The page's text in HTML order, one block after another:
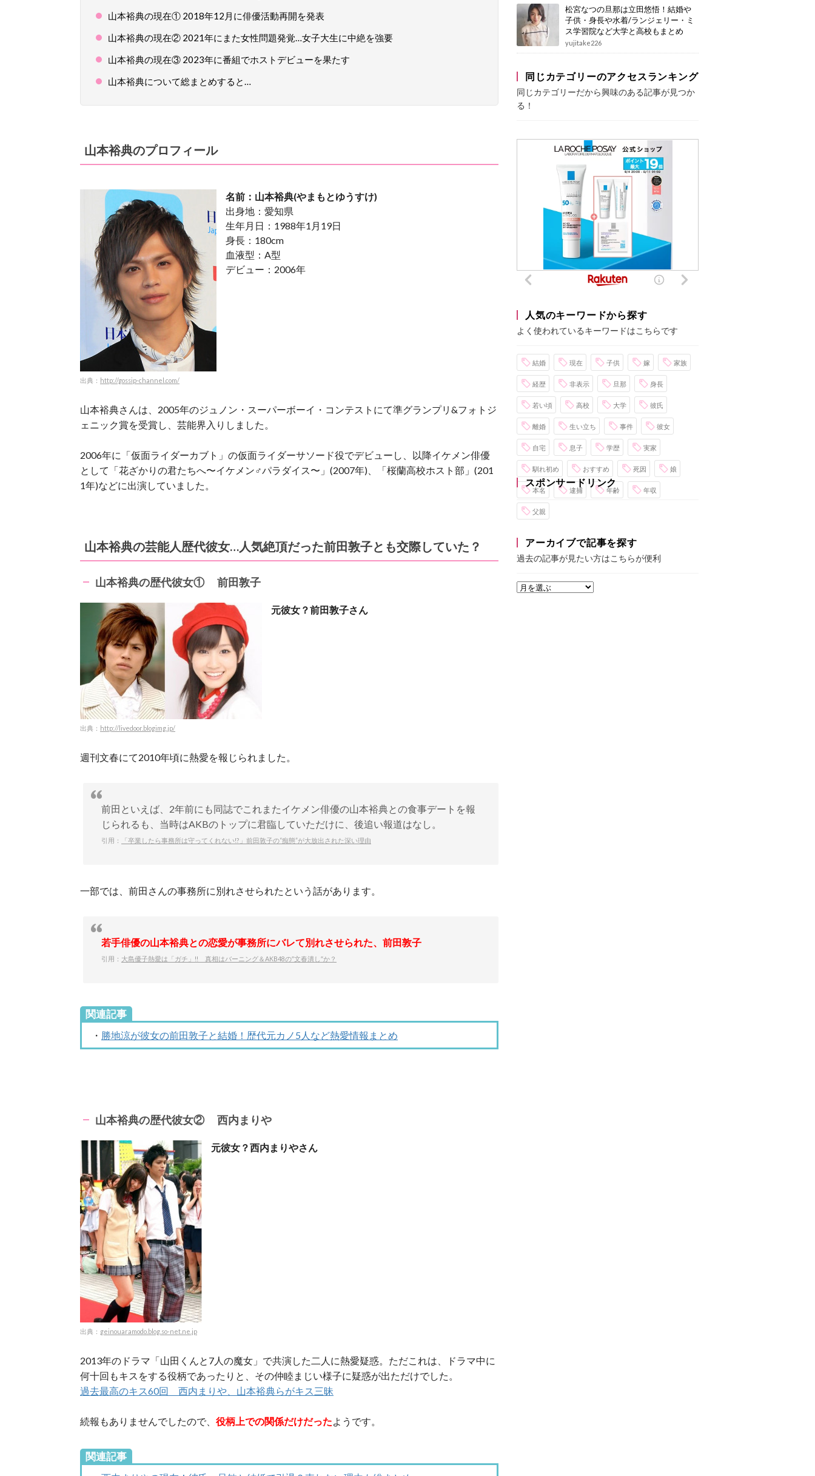
山本裕典の現在① 2018年12月に俳優活動再開を発表
山本裕典の現在② 2021年にまた女性問題発覚…女子大生に中絶を強要
山本裕典の現在③ 2023年に番組でホストデビューを果たす
山本裕典について総まとめすると…
山本裕典のプロフィール
出典： http://gossip-channel.com/
名前：山本裕典(やまもとゆうすけ)
出身地：愛知県
生年月日：1988年1月19日
身長：180cm
血液型：A型
デビュー：2006年
山本裕典さんは、2005年のジュノン・スーパーボーイ・コンテストにて準グランプリ&フォトジ
ェニック賞を受賞し、芸能界入りしました。
2006年に「仮面ライダーカブト」の仮面ライダーサソード役でデビューし、以降イケメン俳優
として「花ざかりの君たちへ〜イケメン♂パラダイス〜」(2007年)、「桜蘭高校ホスト部」(201
1年)などに出演していました。
山本裕典の芸能人歴代彼女…人気絶頂だった前田敦子とも交際していた？
山本裕典の歴代彼女① 前田敦子
出典： http://livedoor.blogimg.jp/
元彼女？前田敦子さん
週刊文春にて2010年頃に熱愛を報じられました。
前田といえば、2年前にも同誌でこれまたイケメン俳優の山本裕典との食事デートを報
じられるも、当時はAKBのトップに君臨していただけに、後追い報道はなし。
引用： 「卒業したら事務所は守ってくれない!?」前田敦子の“痴態”が大放出された深い理由
一部では、前田さんの事務所に別れさせられたという話があります。
若手俳優の山本裕典との恋愛が事務所にバレて別れさせられた、前田敦子
引用： 大島優子熱愛は「ガチ」!! 真相はバーニング＆AKB48の″文春潰し″か？
関連記事
・ 勝地涼が彼女の前田敦子と結婚！歴代元カノ5人など熱愛情報まとめ
山本裕典の歴代彼女② 西内まりや
出典： geinouaramodo.blog.so-net.ne.jp
元彼女？西内まりやさん
2013年のドラマ「山田くんと7人の魔女」で共演した二人に熱愛疑惑。ただこれは、ドラマ中に
何十回もキスをする役柄であったりと、その仲睦まじい様子に疑惑が出ただけでした。
過去最高のキス60回 西内まりや、山本裕典らがキス三昧
続報もありませんでしたので、 役柄上での関係だけだったようです。
関連記事
松宮なつの旦那は立田悠悟！結婚や
子供・身長や水着/ランジェリー・ミ
ス学習院など大学と高校もまとめ
yujitake226
同じカテゴリーのアクセスランキング
同じカテゴリーだから興味のある記事が見つか
る！
人気のキーワードから探す
よく使われているキーワードはこちらです
結婚 現在 子供 嫁 家族
経歴 非表示 旦那 身長
若い頃 高校 大学 彼氏
離婚 生い立ち 事件 彼女
自宅 息子 学歴 実家
馴れ初め おすすめ 死因 娘
本名 逮捕 年齢 年収
父親
アーカイブで記事を探す
過去の記事が見たい方はこちらが便利
スポンサードリンク